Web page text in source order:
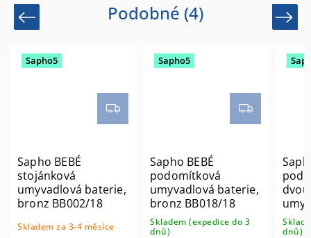
Podobné (4)
Previous
Sapho5
Sapho BEBÉ
stojánková
umyvadlová baterie,
bronz BB002/18
Skladem za 3-4 měsíce
Sapho5
Sapho BEBÉ
podomítková
umyvadlová baterie,
bronz BB018/18
Skladem (expedice do 3
dnů)
dnů)
Next